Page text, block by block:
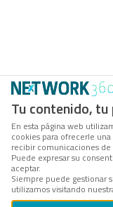
Tu contenido,
En esta página web
cookies para ofrecerle
recibir comunicaciones
Puede expresar su
aceptar.
Siempre puede gestionar
utilizamos visitando